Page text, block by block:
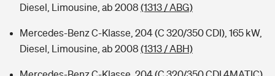
Diesel, Limousine, ab 2008 (1313 / ABG)
Mercedes-Benz C-Klasse, 204 (C 320/350 CDI), 165 kW,
Diesel, Limousine, ab 2008 (1313 / ABH)